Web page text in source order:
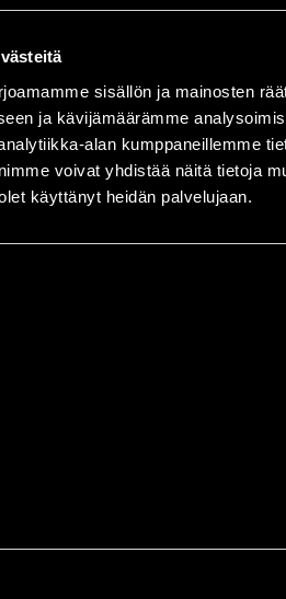
sisällön ja mainosten
ja kävijämäärämme
alan kumppaneillemme
voivat yhdistää näitä tietoja
käyttänyt heidän palvelujaan.